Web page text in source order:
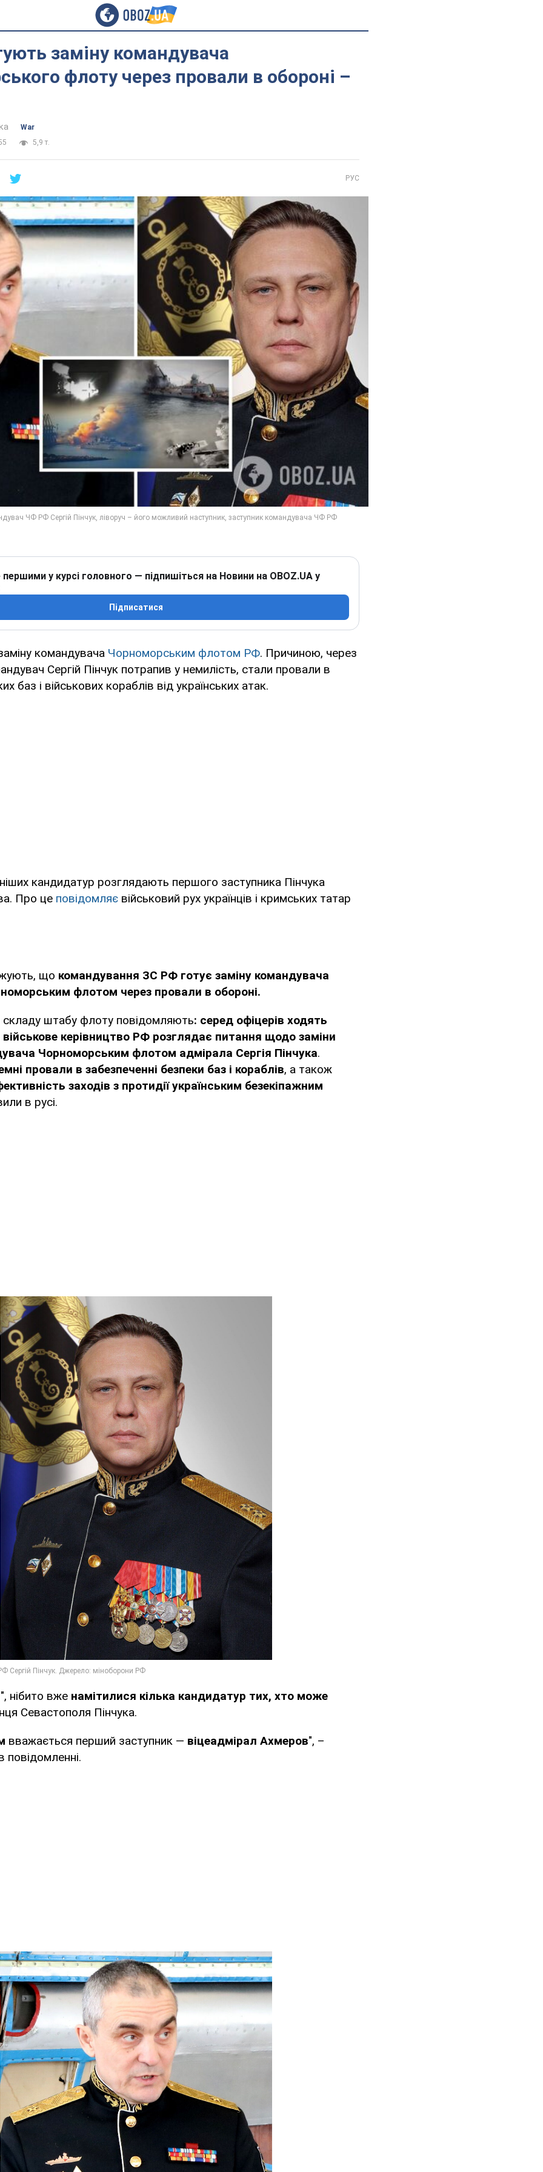
заміну командувача
флоту через провали в обороні –
War
5,9 т.
РУС
першими у курсі головного — підпишіться на Новини на OBOZ.UA у
Підписатися
командувача Чорноморським флотом РФ. Причиною, через
Сергій Пінчук потрапив у немилість, стали провали в
баз і військових кораблів від українських атак.
кандидатур розглядають першого заступника Пінчука
Про це повідомляє військовий рух українців і кримських татар
що командування ЗС РФ готує заміну командувача
флотом через провали в обороні.
складу штабу флоту повідомляють: серед офіцерів ходять
керівництво РФ розглядає питання щодо заміни
Чорноморським флотом адмірала Сергія Пінчука.
провали в забезпеченні безпеки баз і кораблів, а також
заходів з протидії українським безекіпажним
в русі.
нібито вже намітилися кілька кандидатур тих, хто може
Севастополя Пінчука.
вважається перший заступник — віцеадмірал Ахмеров", –
повідомленні.